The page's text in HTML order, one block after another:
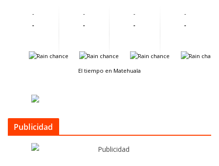
-
-
-
-
-
-
-
-
-
-
-
-
El tiempo en Matehuala
Publicidad